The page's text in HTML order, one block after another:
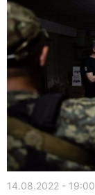
14.08.2022 - 19:00